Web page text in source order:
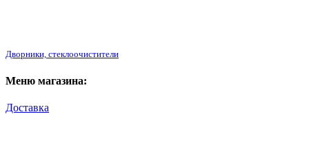
Дворники, стеклоочистители
Меню магазина:
Доставка